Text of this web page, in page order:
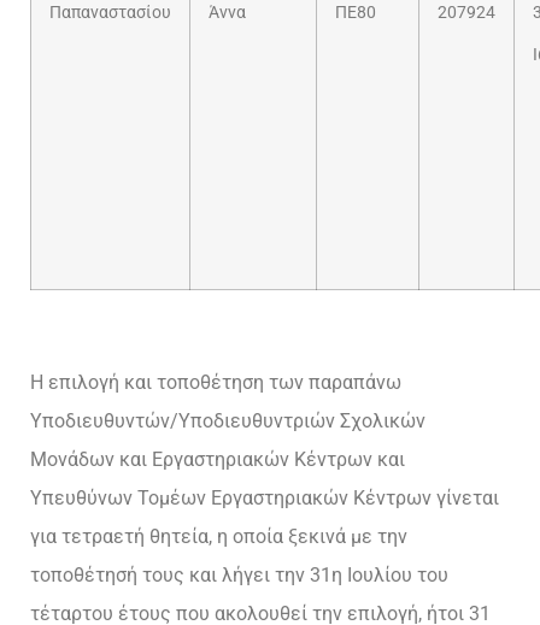
Παπαναστασίου Άννα ΠΕ80 207924
Η επιλογή και τοποθέτηση των παραπάνω
Υποδιευθυντών/Υποδιευθυντριών Σχολικών
Μονάδων και Εργαστηριακών Κέντρων και
Υπευθύνων Τομέων Εργαστηριακών Κέντρων γίνεται
για τετραετή θητεία, η οποία ξεκινά με την
τοποθέτησή τους και λήγει την 31η Ιουλίου του
τέταρτου έτους που ακολουθεί την επιλογή, ήτοι 31